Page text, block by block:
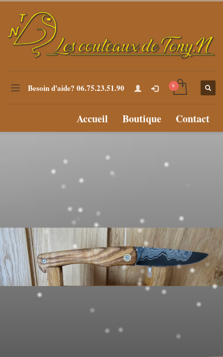
Besoin d'aide? 06.75.23.51.90
Accueil Boutique Contact